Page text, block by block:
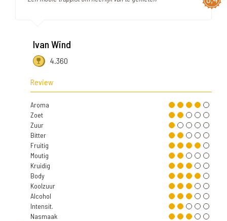
Ivan Wind
4.360
Review
Aroma
Zoet
Zuur
Bitter
Fruitig
Moutig
Kruidig
Body
Koolzuur
Alcohol
Intensit.
Nasmaak